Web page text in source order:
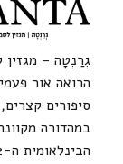
גְרַנְטָה –
הרואה אור
סיפורים
במהדורה
הבינלאומית ה-12.